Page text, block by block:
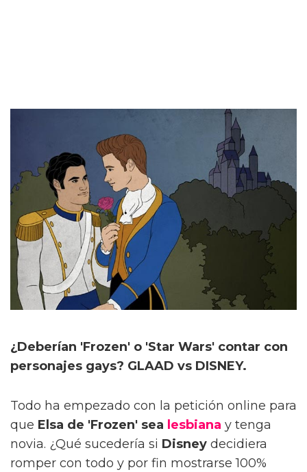
¿Deberían 'Frozen' o 'Star Wars' contar con
personajes gays? GLAAD vs DISNEY.
Todo ha empezado con la petición online para
que Elsa de 'Frozen' sea lesbiana y tenga
novia. ¿Qué sucedería si Disney decidiera
romper con todo y por fin mostrarse 100%